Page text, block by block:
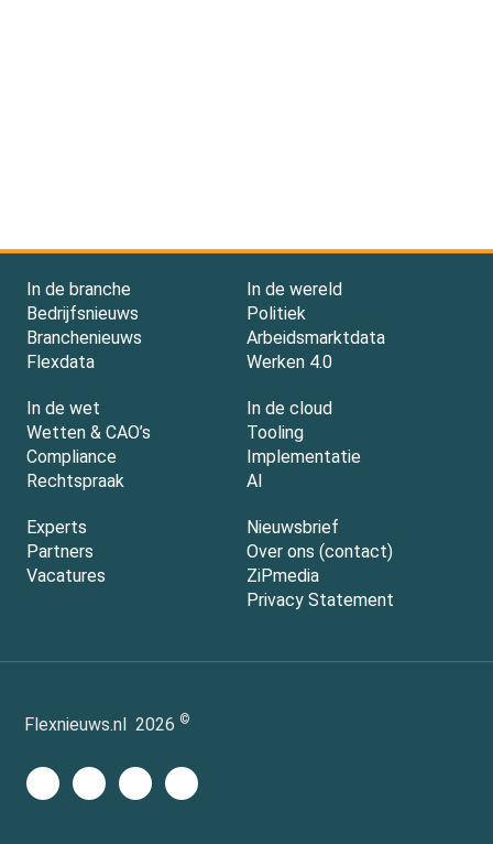
In de branche
Bedrijfsnieuws
Branchenieuws
Flexdata
In de wereld
Politiek
Arbeidsmarktdata
Werken 4.0
In de wet
Wetten & CAO’s
Compliance
Rechtspraak
In de cloud
Tooling
Implementatie
AI
Experts
Partners
Vacatures
Nieuwsbrief
Over ons (contact)
ZiPmedia
Privacy Statement
Flexnieuws.nl 2026 ©